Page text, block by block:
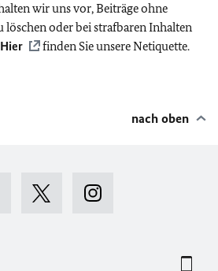
wir uns vor, Beiträge ohne
löschen oder bei strafbaren Inhalten
Hier finden Sie unsere Netiquette.
nach oben